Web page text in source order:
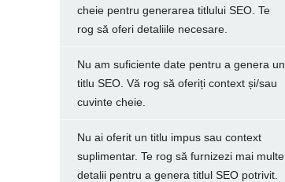
cheie pentru generarea titlului SEO. Te
rog să oferi detaliile necesare.
Nu am suficiente date pentru a genera un
titlu SEO. Vă rog să oferiți context și/sau
cuvinte cheie.
Nu ai oferit un titlu impus sau context
suplimentar. Te rog să furnizezi mai multe
detalii pentru a genera titlul SEO potrivit.